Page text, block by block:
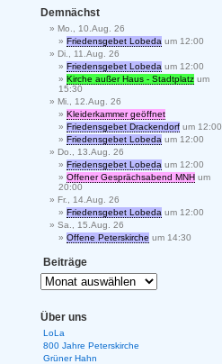
Demnächst
Mo., 10.Aug. 26
Friedensgebet Lobeda um 12:00
Di., 11.Aug. 26
Friedensgebet Lobeda um 12:00
Kirche außer Haus - Stadtplatz um
15:30
Mi., 12.Aug. 26
Kleiderkammer geöffnet
Friedensgebet Drackendorf um 12:00
Friedensgebet Lobeda um 12:00
Do., 13.Aug. 26
Friedensgebet Lobeda um 12:00
Offener Gesprächsabend MNH um
20:00
Fr., 14.Aug. 26
Friedensgebet Lobeda um 12:00
Sa., 15.Aug. 26
Offene Peterskirche um 14:30
Beiträge
Über uns
LoLa
800 Jahre Peterskirche
Grüner Hahn